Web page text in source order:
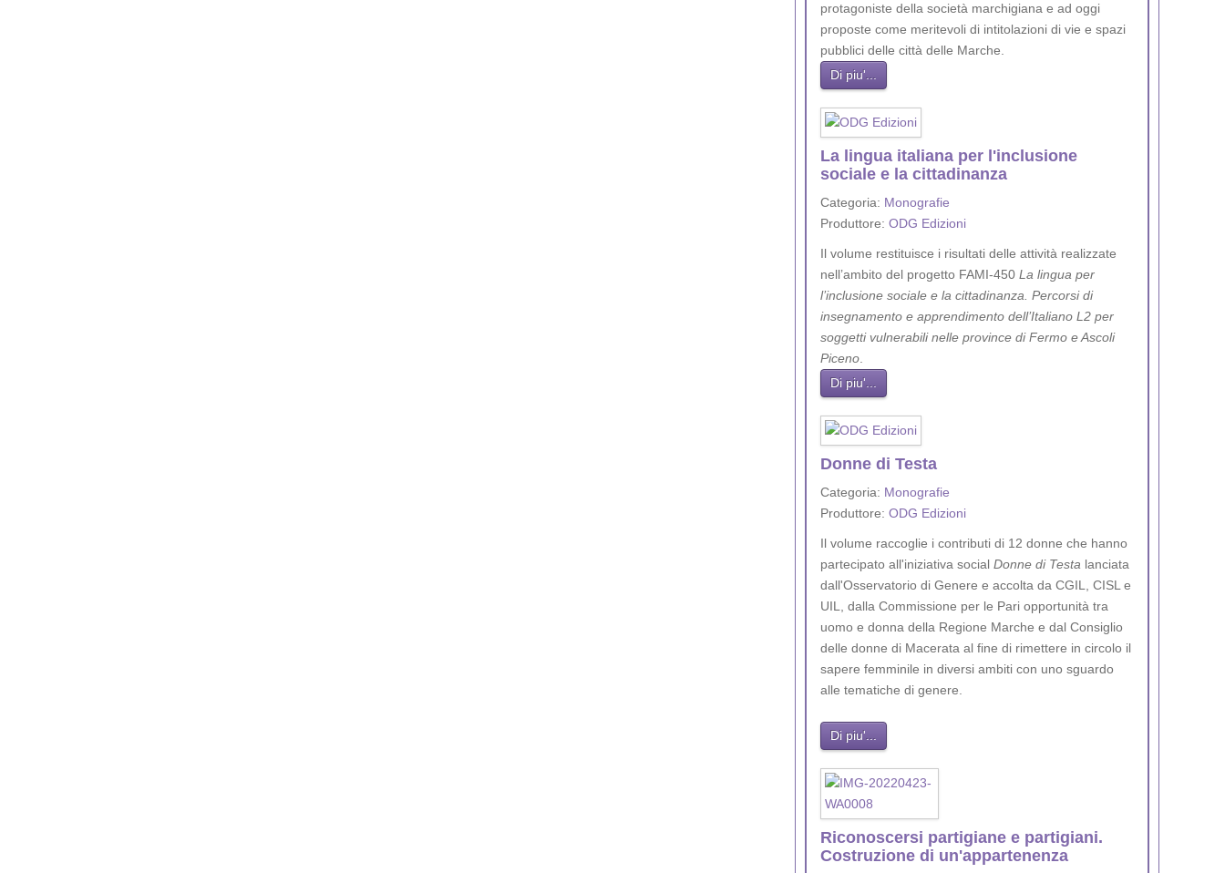
protagoniste della società marchigiana e ad oggi
proposte come meritevoli di intitolazioni di vie e spazi
pubblici delle città delle Marche.
Di piu'...
La lingua italiana per l'inclusione
sociale e la cittadinanza
Categoria: Monografie
Produttore: ODG Edizioni
Il volume restituisce i risultati delle attività realizzate
nell’ambito del progetto FAMI-450 La lingua per
l’inclusione sociale e la cittadinanza. Percorsi di
insegnamento e apprendimento dell’Italiano L2 per
soggetti vulnerabili nelle province di Fermo e Ascoli
Piceno
Di piu'...
Donne di Testa
Categoria: Monografie
Produttore: ODG Edizioni
Il volume raccoglie i contributi di 12 donne che hanno
partecipato all'iniziativa social Donne di Testa lanciata
dall'Osservatorio di Genere e accolta da CGIL, CISL e
UIL, dalla Commissione per le Pari opportunità tra
uomo e donna della Regione Marche e dal Consiglio
delle donne di Macerata al fine di rimettere in circolo il
sapere femminile in diversi ambiti con uno sguardo
alle tematiche di genere.
Di piu'...
Riconoscersi partigiane e partigiani.
Costruzione di un'appartenenza